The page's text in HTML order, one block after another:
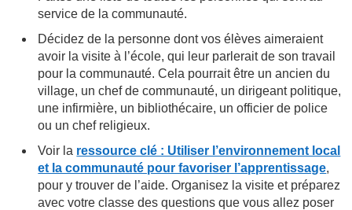
service de la communauté.
Décidez de la personne dont vos élèves aimeraient
avoir la visite à l’école, qui leur parlerait de son travail
pour la communauté. Cela pourrait être un ancien du
village, un chef de communauté, un dirigeant politique,
une infirmière, un bibliothécaire, un officier de police
ou un chef religieux.
Voir la ressource clé : Utiliser l’environnement local
et la communauté pour favoriser l’apprentissage,
pour y trouver de l’aide. Organisez la visite et préparez
avec votre classe des questions que vous allez poser